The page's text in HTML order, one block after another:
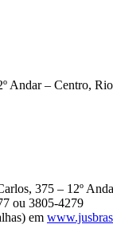
Andar – Centro,
375 – 12º
ou 3805-4279
em